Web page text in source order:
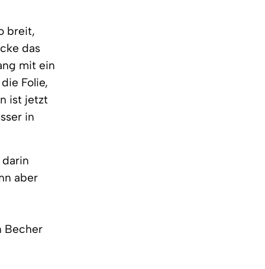
breit,
das
mit ein
Folie,
ist jetzt
in
aber
Becher